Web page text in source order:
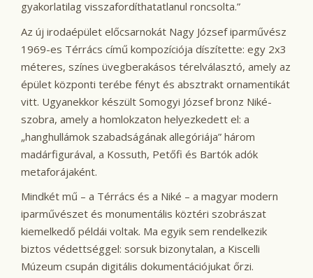
gyakorlatilag visszafordíthatatlanul roncsolta.”
Az új irodaépület előcsarnokát Nagy József iparművész
1969-es Térrács című kompozíciója díszítette: egy 2x3
méteres, színes üvegberakásos térelválasztó, amely az
épület központi terébe fényt és absztrakt ornamentikát
vitt. Ugyanekkor készült Somogyi József bronz Niké-
szobra, amely a homlokzaton helyezkedett el: a
„hanghullámok szabadságának allegóriája” három
madárfigurával, a Kossuth, Petőfi és Bartók adók
metaforájaként.
Mindkét mű – a Térrács és a Niké – a magyar modern
iparművészet és monumentális köztéri szobrászat
kiemelkedő példái voltak. Ma egyik sem rendelkezik
biztos védettséggel: sorsuk bizonytalan, a Kiscelli
Múzeum csupán digitális dokumentációjukat őrzi.